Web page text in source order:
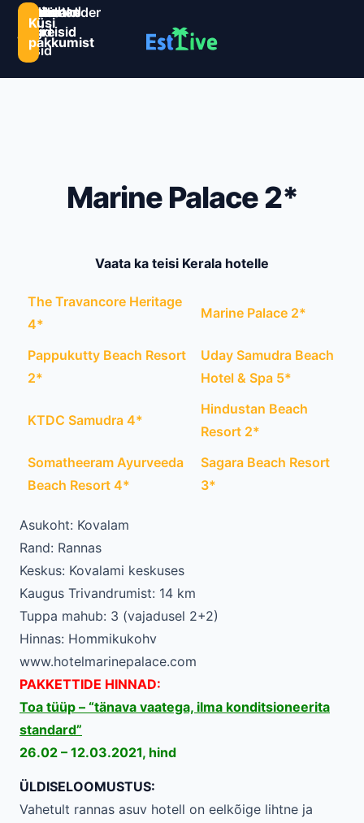
Sihtkohad
reisid
Estlive
ringreisid
Goa
reisid
Premio
ringreisid
Reisikalender
Järelmaks
Kontaktid
Küsi
pakkumist
Marine Palace 2*
Vaata ka teisi Kerala hotelle
The Travancore Heritage
4*
Marine Palace 2*
Pappukutty Beach Resort
2*
Uday Samudra Beach
Hotel & Spa 5*
KTDC Samudra 4*
Hindustan Beach
Resort 2*
Somatheeram Ayurveeda
Beach Resort 4*
Sagara Beach Resort
3*
Asukoht: Kovalam
Rand: Rannas
Keskus: Kovalami keskuses
Kaugus Trivandrumist: 14 km
Tuppa mahub: 3 (vajadusel 2+2)
Hinnas: Hommikukohv
www.hotelmarinepalace.com
PAKKETTIDE HINNAD:
Toa tüüp – “tänava vaatega, ilma konditsioneerita
standard”
26.02 – 12.03.2021, hind
ÜLDISELOOMUSTUS:
Vahetult rannas asuv hotell on eelkõige lihtne ja